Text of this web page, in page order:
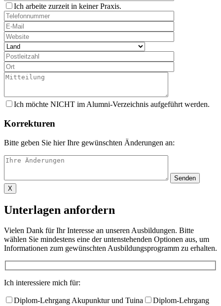
Ich arbeite zurzeit in keiner Praxis.
Ich möchte NICHT im Alumni-Verzeichnis aufgeführt werden.
Korrekturen
Bitte geben Sie hier Ihre gewünschten Änderungen an:
X
Unterlagen anfordern
Vielen Dank für Ihr Interesse an unseren Ausbildungen. Bitte
wählen Sie mindestens eine der untenstehenden Optionen aus, um
Informationen zum gewünschten Ausbildungsprogramm zu erhalten.​
Ich interessiere mich für:
Diplom-Lehrgang Akupunktur und Tuina
Diplom-Lehrgang